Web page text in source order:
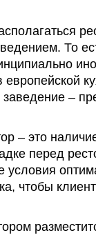
То
–
– это
перед
условия
чтобы